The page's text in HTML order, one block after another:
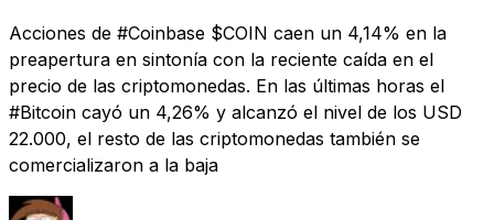
Acciones de #Coinbase $COIN caen un 4,14% en la
preapertura en sintonía con la reciente caída en el
precio de las criptomonedas. En las últimas horas el
#Bitcoin cayó un 4,26% y alcanzó el nivel de los USD
22.000, el resto de las criptomonedas también se
comercializaron a la baja